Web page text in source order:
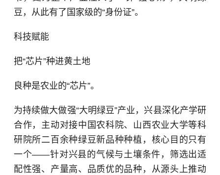
豆，从此有了国家级的“身份证”。
科技赋能
把“芯片”种进黄土地
良种是农业的“芯片”。
为持续做大做强“大明绿豆”产业，兴县深化产学研
合作，主动对接中国农科院、 山西农业大学等科
研院所二百余种绿豆新品种种植，核心目的只有
一个——针对兴县的气候与土壤条件，筛选出适
配性强、产量高、品质优的品种，从源头上推动